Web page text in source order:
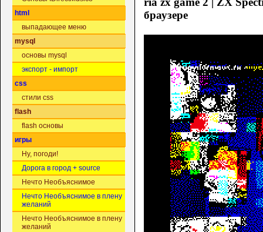
html
выпадающее меню
mysql
основы mysql
экспорт - импорт
css
стили css
flash
flash основы
игры
Ну, погоди!
Дорога в город + source
Нечто Необъяснимое
Нечто Необъяснимое в плену
желаний
Нечто Необъяснимое в плену
желаний
браузере